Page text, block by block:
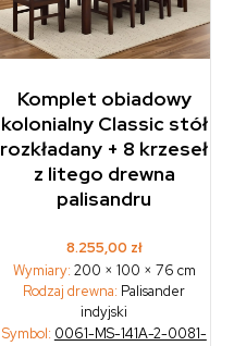
Komplet obiadowy
kolonialny Classic stół
rozkładany + 8 krzeseł
z litego drewna
palisandru
8.255,00 zł
Wymiary: 200 × 100 × 76 cm
Rodzaj drewna: Palisander
indyjski
Symbol: 0061-MS-141A-2-0081-